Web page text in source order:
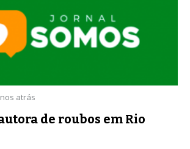
atrás
de roubos em Rio